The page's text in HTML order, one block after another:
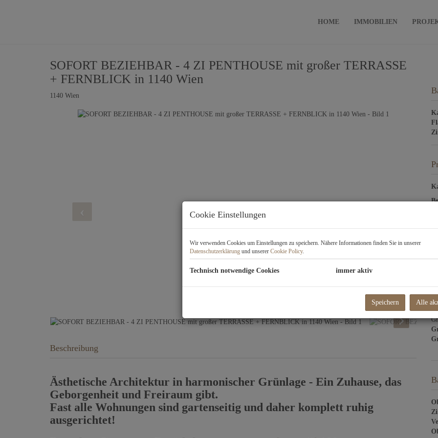
HOME IMMOBILIEN
SOFORT BEZIEHBAR - 4 ZI PENTHOUSE mit großer TERRASSE
+ FERNBLICK in 1140 Wien
1140 Wien
Beschreibung
Ästhetische Architektur in harmonischer Grünlage - Ein Zuhause, das
Geborgenheit und Freiraum gibt.
Fast alle Wohnungen sind gartenseitig und daher komplett ruhig
ausgerichtet!
Cookie Einstellungen
Wir verwenden Cookies um Einstellungen zu speichern. Nähere Informationen finden Sie in unserer
Datenschutzerklärung und unserer Cookie Policy.
Technisch notwendige Cookies immer aktiv
Speichern Alle